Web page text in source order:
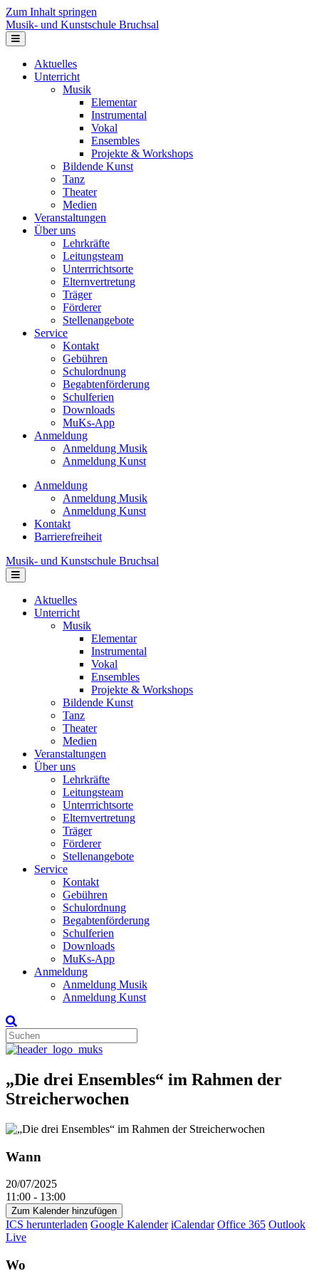
Zum Inhalt springen
Musik- und Kunstschule Bruchsal
Navigation
Aktuelles
Unterricht
Musik
Elementar
Instrumental
Vokal
Ensembles
Projekte & Workshops
Bildende Kunst
Tanz
Theater
Medien
Veranstaltungen
Über uns
Lehrkräfte
Leitungsteam
Unterrrichtsorte
Elternvertretung
Träger
Förderer
Stellenangebote
Service
Kontakt
Gebühren
Schulordnung
Begabtenförderung
Schulferien
Downloads
MuKs-App
Anmeldung
Anmeldung Musik
Anmeldung Kunst
Anmeldung
Anmeldung Musik
Anmeldung Kunst
Kontakt
Barrierefreiheit
Musik- und Kunstschule Bruchsal
Navigation
Aktuelles
Unterricht
Musik
Elementar
Instrumental
Vokal
Ensembles
Projekte & Workshops
Bildende Kunst
Tanz
Theater
Medien
Veranstaltungen
Über uns
Lehrkräfte
Leitungsteam
Unterrrichtsorte
Elternvertretung
Träger
Förderer
Stellenangebote
Service
Kontakt
Gebühren
Schulordnung
Begabtenförderung
Schulferien
Downloads
MuKs-App
Anmeldung
Anmeldung Musik
Anmeldung Kunst
„Die drei Ensembles“ im Rahmen der
Streicherwochen
Wann
20/07/2025
11:00 - 13:00
Zum Kalender hinzufügen
ICS herunterladen Google Kalender iCalendar Office 365 Outlook
Live
Wo